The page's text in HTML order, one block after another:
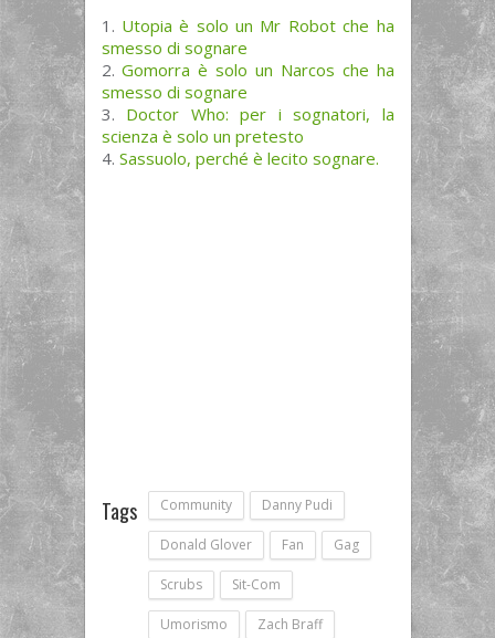
Utopia è solo un Mr Robot che ha
smesso di sognare
Gomorra è solo un Narcos che ha
smesso di sognare
Doctor Who: per i sognatori, la
scienza è solo un pretesto
Sassuolo, perché è lecito sognare.
Tags Community Danny Pudi
Donald Glover Fan Gag
Scrubs Sit-Com
Umorismo Zach Braff